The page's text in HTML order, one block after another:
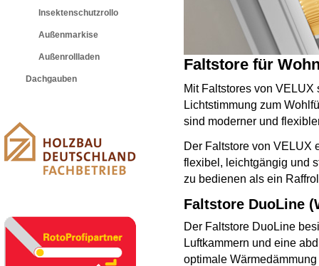
Insektenschutzrollo
Außenmarkise
Außenrollladen
Dachgauben
Faltstore für
Mit Faltstores von
Lichtstimmung zum
sind moderner und
Der Faltstore von VELUX
flexibel, leichtgängig und
zu bedienen als ein
Faltstore DuoLine
Der Faltstore DuoLine
Luftkammern und eine
optimale